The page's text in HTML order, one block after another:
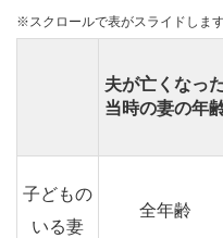
※スクロールで表がスライドします
夫が亡くなっ
当時の妻の年
子どもの
いる妻
全年齢